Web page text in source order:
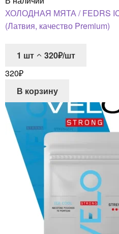
ХОЛОДНАЯ МЯТА / FEDRS
(Латвия, качество Premium)
1 шт
320₽/шт
320₽
В корзину